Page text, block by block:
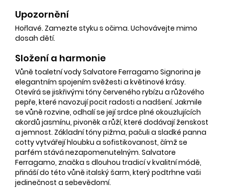
Upozornění
Hořlavé. Zamezte styku s očima. Uchovávejte mimo
dosah dětí.
Složení a harmonie
Vůně toaletní vody Salvatore Ferragamo Signorina je
elegantním spojením svěžesti a květinové krásy.
Otevírá se jiskřivými tóny červeného rybízu a růžového
pepře, které navozují pocit radosti a nadšení. Jakmile
se vůně rozvine, odhalí se její srdce plné okouzlujících
akordů jasmínu, pivoněk a růží, které dodávají ženskost
a jemnost. Základní tóny pižma, pačuli a sladké panna
cotty vytvářejí hloubku a sofistikovanost, čímž se
parfém stává nezapomenutelným. Salvatore
Ferragamo, značka s dlouhou tradicí v kvalitní módě,
přináší do této vůně italský šarm, který podtrhne vaši
jedinečnost a sebevědomí.